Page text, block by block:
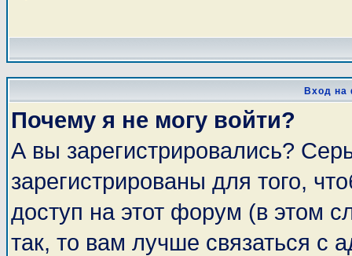
Вход на
Почему я не могу войти?
А вы зарегистрировались?
зарегистрированы для того,
доступ на этот форум (в этом
так, то вам лучше связаться с